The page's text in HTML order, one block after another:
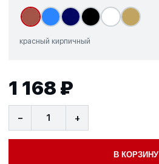
красный кирпичный
1 168 ₽
− +
В КОРЗИНУ